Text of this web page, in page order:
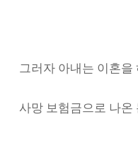
그러자 아내는 이혼
사망 보험금으로 나온